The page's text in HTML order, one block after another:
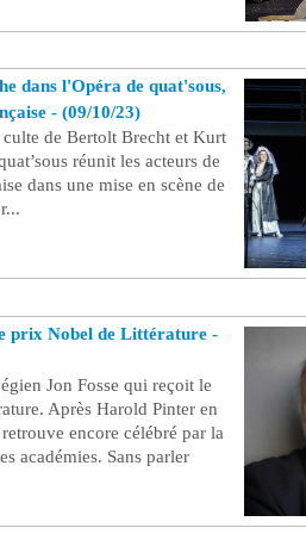
dans l'Opéra de quat'sous,
- (09/10/23)
de Bertolt Brecht et Kurt
réunit les acteurs de
dans une mise en scène de
prix Nobel de Littérature -
Jon Fosse qui reçoit le
Après Harold Pinter en
encore célébré par la
académies. Sans parler